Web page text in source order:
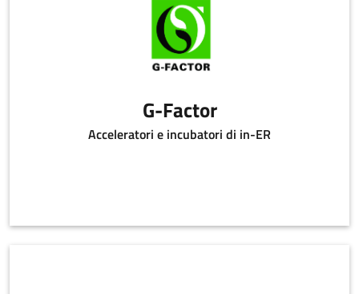
G-Factor
Acceleratori e incubatori di in-ER